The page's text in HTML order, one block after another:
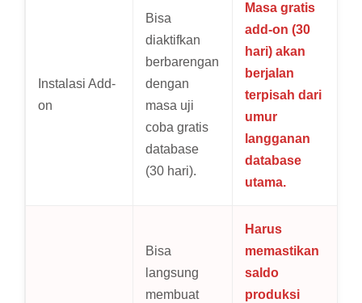
Instalasi Add-
on
Bisa
diaktifkan
berbarengan
dengan
masa uji
coba gratis
database
(30 hari).
Masa gratis
add-on (30
hari) akan
berjalan
terpisah dari
umur
langganan
database
utama.
Bisa
langsung
membuat
Harus
memastikan
saldo
produksi